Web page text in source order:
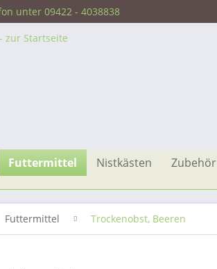
unter 09422 - 4038838
Futtermittel Nistkästen Zubehör
Futtermittel Trockenobst, Beeren